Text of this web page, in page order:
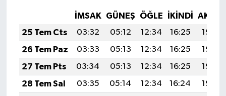
İMSAK GÜNEŞ ÖĞLE İKINDI
25 Tem Cts
03:32 05:12 12:34 16:25
19:46
26 Tem Paz
03:33 05:13 12:34 16:25
19:45
27 Tem Pts
03:34 05:13 12:34 16:25
19:44
28 Tem Sal
03:35 05:14 12:34 16:24
19:43